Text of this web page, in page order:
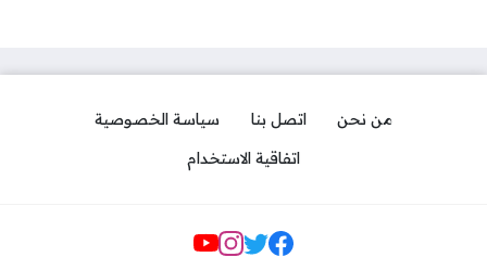
من نحن اتصل بنا
سياسة الخصوصية
اتفاقية الاستخدام
مواقع التواصل